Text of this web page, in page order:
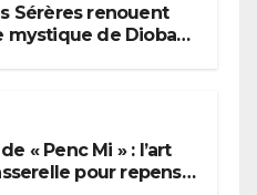
Sérères renouent
mystique de Diobaye
« Penc Mi » : l’art
pour repenser